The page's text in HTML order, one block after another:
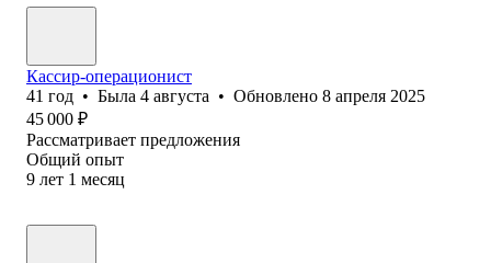
Кассир-операционист
41 год • Была 4 августа • Обновлено 8 апреля 2025
45 000 ₽
Рассматривает предложения
Общий опыт
9 лет 1 месяц